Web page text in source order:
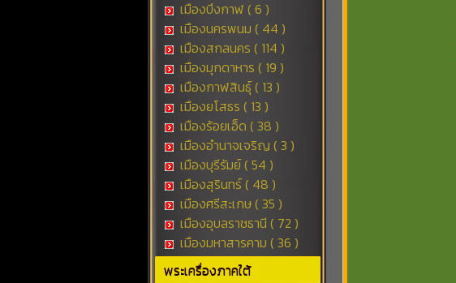
เมืองบึงกาฬ ( 6 )
เมืองนครพนม ( 44 )
เมืองสกลนคร ( 114 )
เมืองมุกดาหาร ( 19 )
เมืองกาฬสินธุ์ ( 13 )
เมืองยโสธร ( 13 )
เมืองร้อยเอ็ด ( 38 )
เมืองอำนาจเจริญ ( 3 )
เมืองบุรีรัมย์ ( 54 )
เมืองสุรินทร์ ( 48 )
เมืองศรีสะเกษ ( 35 )
เมืองอุบลราชธานี ( 72 )
เมืองมหาสารคาม ( 36 )
พระเครื่องภาคใต้